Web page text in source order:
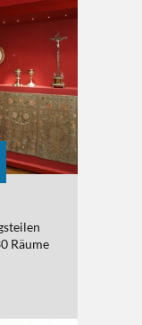
Räume